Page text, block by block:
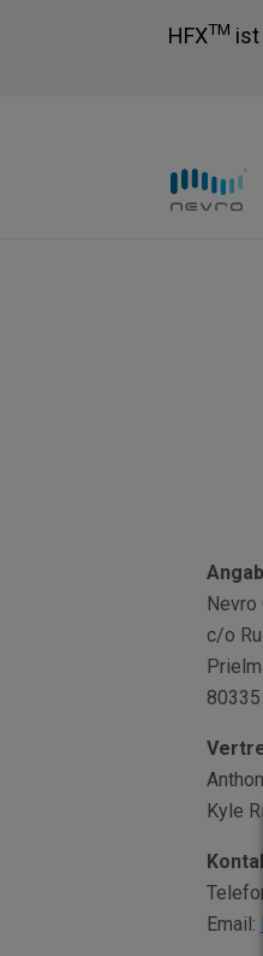
HFXTM ist
Nevro
c/o
80335
Kyle
Email: